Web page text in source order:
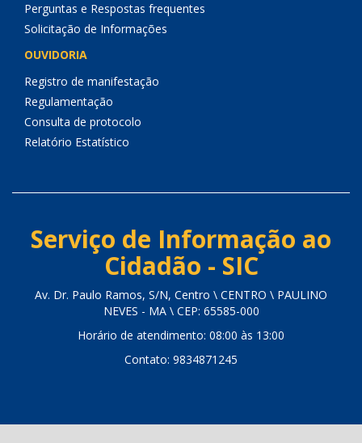
Perguntas e Respostas frequentes
Solicitação de Informações
OUVIDORIA
Registro de manifestação
Regulamentação
Consulta de protocolo
Relatório Estatístico
Serviço de Informação ao
Cidadão - SIC
Av. Dr. Paulo Ramos, S/N, Centro \ CENTRO \ PAULINO
NEVES - MA \ CEP: 65585-000
Horário de atendimento: 08:00 às 13:00
Contato: 9834871245